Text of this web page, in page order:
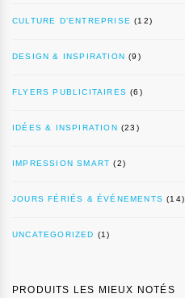
CULTURE D’ENTREPRISE (12)
DESIGN & INSPIRATION (9)
FLYERS PUBLICITAIRES (6)
IDÉES & INSPIRATION (23)
IMPRESSION SMART (2)
JOURS FÉRIÉS & ÉVÉNEMENTS (14)
UNCATEGORIZED (1)
PRODUITS LES MIEUX NOTÉS